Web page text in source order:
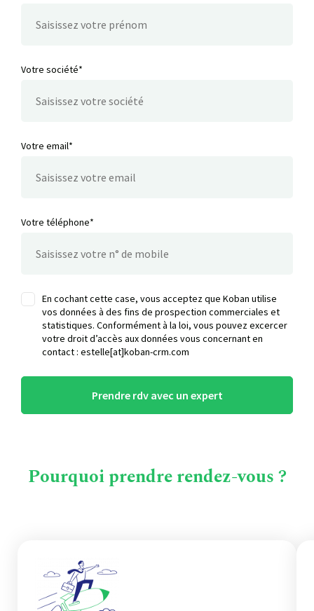
Votre société*
Votre email*
Votre téléphone*
En cochant cette case, vous acceptez que Koban utilise
vos données à des fins de prospection commerciales et
statistiques. Conformément à la loi, vous pouvez excercer
votre droit d’accès aux données vous concernant en
contact : estelle[at]koban-crm.com
Prendre rdv avec un expert
Pourquoi prendre rendez-vous ?